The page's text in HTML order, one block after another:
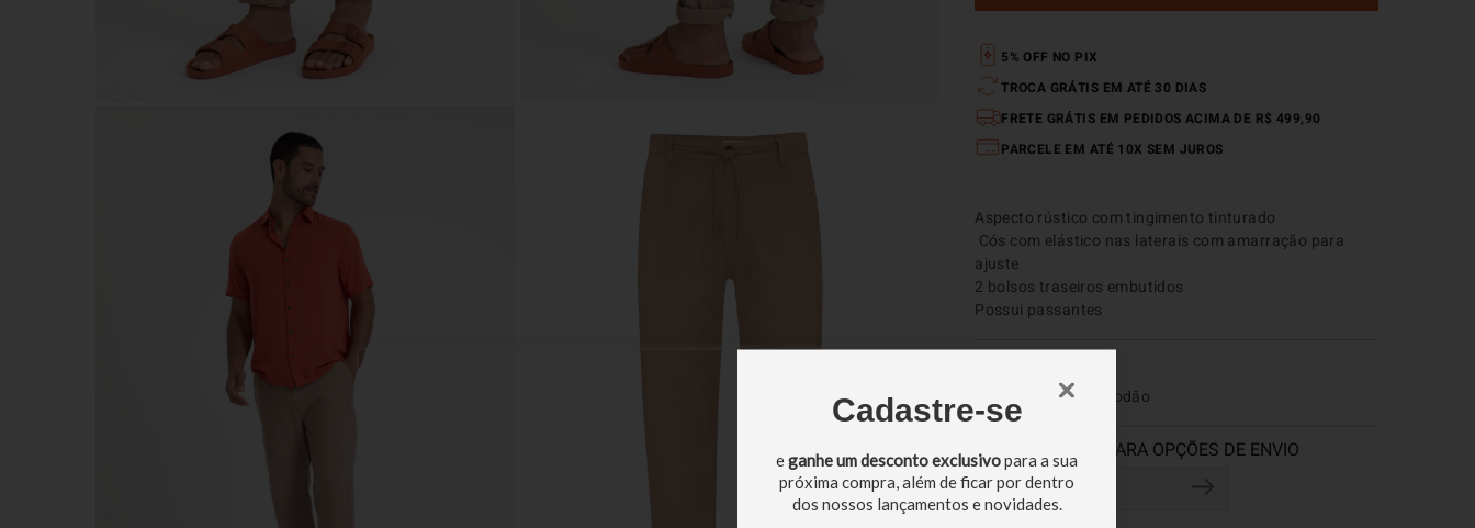
Cadastre-se
eganhe um desconto exclusivopara a sua
próxima compra, além de ficar por dentro
dos nossos lançamentos e novidades.
5% OFF NO PIX
TROCA GRÁTIS EM ATÉ 30 DIAS
FRETE GRÁTIS EM PEDIDOS ACIMA DE R$ 499,90
PARCELE EM ATÉ 10X SEM JUROS
Aspecto rústico com tingimento tinturado
ajuste
2 bolsos traseiros embutidos
Possui passantes
55% Linho, 45% Algodão